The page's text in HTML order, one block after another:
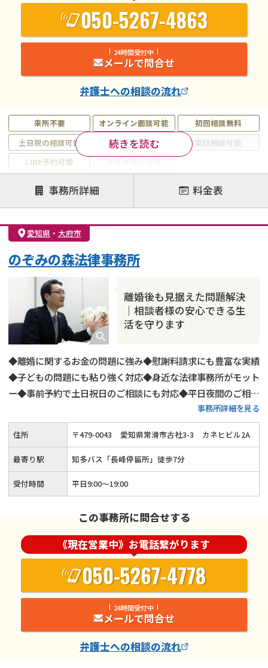
来所不要 オンライン面談可能
初回相談無料
土日祝の相談可能
19時以降電話可能
電話相談可能
LINE予約可能
注力案件
離婚前相談
離婚調停
離婚裁判
親権・面会交流権
DV
モラハラ
不貞・不倫慰謝料請求
財産分与
内縁の夫婦
続きを読む
050-5267-4863
24時間受付中
メールで問合せ
弁護士への相談の流れ
事務所詳細 料金表
愛知県 ・ 大府市
離婚後も見据えた問題解決
｜相談者様の安心できる生
活を守ります
のぞみの森法律事務所
◆離婚に関するお金の問題に強み◆慰謝料請求にも豊富な実績
◆子どもの問題にも粘り強く対応◆身近な法律事務所がモット
ー◆事前予約で土日祝日のご相談にも対応◆平日夜間のご相談
事務所詳細を見る
住所 〒479-0043 愛知県常滑市古社3-3 カネヒビル2A
最寄り駅 知多バス「長峰停留所」徒歩7分
受付時間 平日9:00～19:00
この事務所に問合せする
《現在営業中》お電話繋がります
050-5267-4778
24時間受付中
メールで問合せ
弁護士への相談の流れ